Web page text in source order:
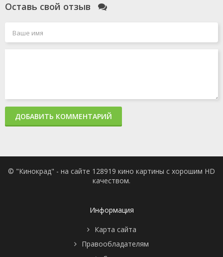
Оставь свой отзыв
ДОБАВИТЬ КОММЕНТАРИЙ
© "Кинокрад" - на сайте 128919 кино картины с хорошим HD
качеством.
Информация
Карта сайта
Правообладателям